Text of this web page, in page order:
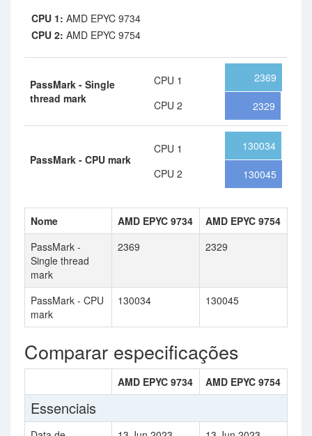
CPU 1: AMD EPYC 9734
CPU 2: AMD EPYC 9754
PassMark - Single
thread mark
CPU 1
CPU 2
2369
2329
PassMark - CPU mark
CPU 1
CPU 2
130034
130045
Nome AMD EPYC 9734
AMD EPYC 9754
PassMark -
Single thread
mark
2369 2329
PassMark - CPU
mark
130034 130045
Comparar especificações
AMD EPYC 9734 AMD EPYC 9754
Essenciais